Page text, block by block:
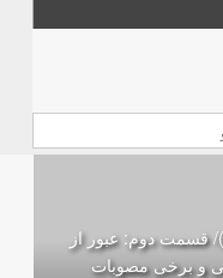
قسمت دوم: عبور از
و برخی مصوبات